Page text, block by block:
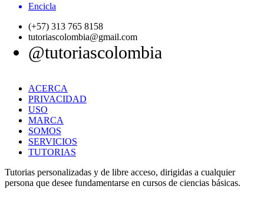
Encicla
(+57) 313 765 8158
tutoriascolombia@gmail.com
@tutoriascolombia
ACERCA
PRIVACIDAD
USO
MARCA
SOMOS
SERVICIOS
TUTORIAS
Tutorias personalizadas y de libre acceso, dirigidas a cualquier
persona que desee fundamentarse en cursos de ciencias básicas.